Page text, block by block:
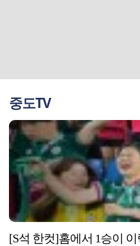
중도TV
[S석 한컷]홈에서 1승이